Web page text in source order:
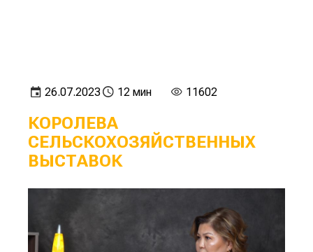
26.07.2023 12 мин 11602
КОРОЛЕВА
СЕЛЬСКОХОЗЯЙСТВЕННЫХ
ВЫСТАВОК